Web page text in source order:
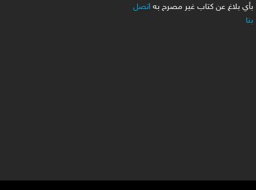
بأي بلاغ عن كتاب غير مصرح به اتصل
بنا